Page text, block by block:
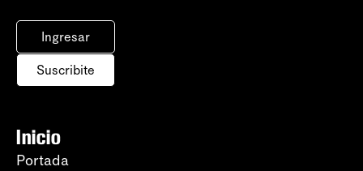
Ingresar
Suscribite
Inicio
Portada